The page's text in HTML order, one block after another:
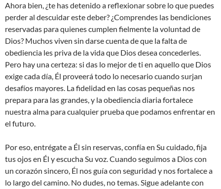
Ahora bien, ¿te has detenido a reflexionar sobre lo que puedes
perder al descuidar este deber? ¿Comprendes las bendiciones
reservadas para quienes cumplen fielmente la voluntad de
Dios? Muchos viven sin darse cuenta de que la falta de
obediencia les priva de la vida que Dios desea concederles.
Pero hay una certeza: si das lo mejor de ti en aquello que Dios
exige cada día, Él proveerá todo lo necesario cuando surjan
desafíos mayores. La fidelidad en las cosas pequeñas nos
prepara para las grandes, y la obediencia diaria fortalece
nuestra alma para cualquier prueba que podamos enfrentar en
el futuro.
Por eso, entrégate a Él sin reservas, confía en Su cuidado, fija
tus ojos en Él y escucha Su voz. Cuando seguimos a Dios con
un corazón sincero, Él nos guía con seguridad y nos fortalece a
lo largo del camino. No dudes, no temas. Sigue adelante con